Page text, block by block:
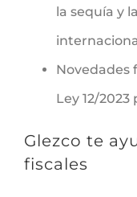
la sequía y
Novedades
Ley 12/
Glezco te
fiscales